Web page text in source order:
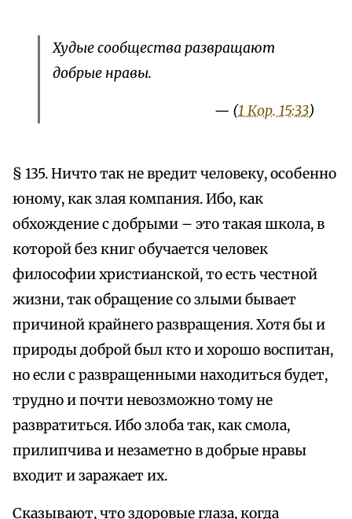
Худые сообщества развращают
добрые нравы.
— (1 Кор. 15:33)
§ 135. Ничто так не вредит человеку, особенно
юному, как злая компания. Ибо, как
обхождение с добрыми – это такая школа, в
которой без книг обучается человек
философии христианской, то есть честной
жизни, так обращение со злыми бывает
причиной крайнего развращения. Хотя бы и
природы доброй был кто и хорошо воспитан,
но если с развращенными находиться будет,
трудно и почти невозможно тому не
развратиться. Ибо злоба так, как смола,
прилипчива и незаметно в добрые нравы
входит и заражает их.
Сказывают, что здоровые глаза, когда